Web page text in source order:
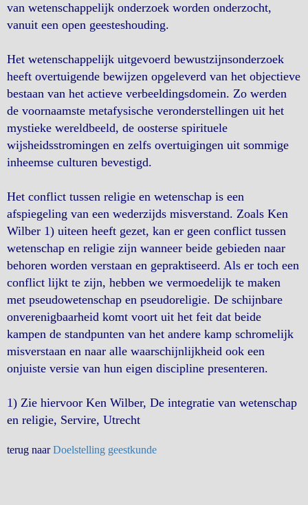
van wetenschappelijk onderzoek worden onderzocht,
vanuit een open geesteshouding.
Het wetenschappelijk uitgevoerd bewustzijnsonderzoek
heeft overtuigende bewijzen opgeleverd van het objectieve
bestaan van het actieve verbeeldingsdomein. Zo werden
de voornaamste metafysische veronderstellingen uit het
mystieke wereldbeeld, de oosterse spirituele
wijsheidsstromingen en zelfs overtuigingen uit sommige
inheemse culturen bevestigd.
Het conflict tussen religie en wetenschap is een
afspiegeling van een wederzijds misverstand. Zoals Ken
Wilber 1) uiteen heeft gezet, kan er geen conflict tussen
wetenschap en religie zijn wanneer beide gebieden naar
behoren worden verstaan en gepraktiseerd. Als er toch een
conflict lijkt te zijn, hebben we vermoedelijk te maken
met pseudowetenschap en pseudoreligie. De schijnbare
onverenigbaarheid komt voort uit het feit dat beide
kampen de standpunten van het andere kamp schromelijk
misverstaan en naar alle waarschijnlijkheid ook een
onjuiste versie van hun eigen discipline presenteren.
1) Zie hiervoor Ken Wilber, De integratie van wetenschap
en religie, Servire, Utrecht
terug naarDoelstelling geestkunde